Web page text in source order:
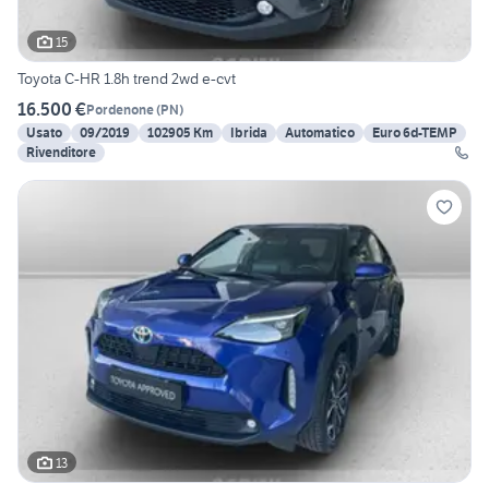
15
Toyota C-HR 1.8h trend 2wd e-cvt
16.500 €Pordenone(PN)
Usato
09/2019 102905 Km Ibrida Automatico
Euro 6d-TEMP
Rivenditore
13